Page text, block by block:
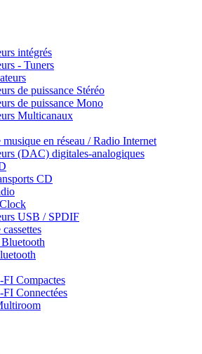
intégrés
- Tuners
de puissance Stéréo
de puissance Mono
Multicanaux
musique en réseau / Radio Internet
(DAC) digitales-analogiques
CD
USB / SPDIF
Compactes
Connectées